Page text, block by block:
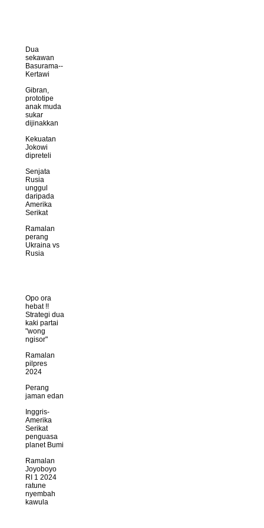
Dua
sekawan
Basurama--
Kertawi
Gibran,
prototipe
anak muda
sukar
dijinakkan
Kekuatan
Jokowi
dipreteli
Senjata
Rusia
unggul
daripada
Amerika
Serikat
Ramalan
perang
Ukraina vs
Rusia
Opo ora
hebat !!
Strategi dua
kaki partai
"wong
ngisor"
Ramalan
pilpres
2024
Perang
jaman edan
Inggris-
Amerika
Serikat
penguasa
planet Bumi
Ramalan
Joyoboyo
RI 1 2024
ratune
nyembah
kawula